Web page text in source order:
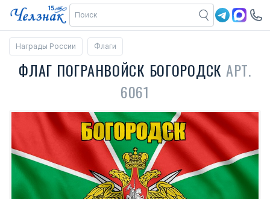
Награды России Флаги
ФЛАГ ПОГРАНВОЙСК БОГОРОДСК АРТ.
6061